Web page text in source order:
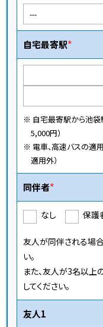
自宅最寄駅
※ 自宅最寄駅から池袋
5,000円）
※ 電車、高速バスの適用
適用外）
同伴者
なし 保護
友人が同伴される場
い。
また、友人が3名以上
してください。
友人1